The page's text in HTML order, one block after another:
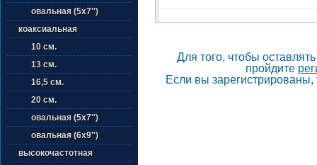
овальная (5х7'')
коаксиальная
10 см.
13 см.
16,5 см.
20 см.
овальная (5х7'')
овальная (6х9'')
высокочастотная
Для того, чтобы
пройдите
Если вы